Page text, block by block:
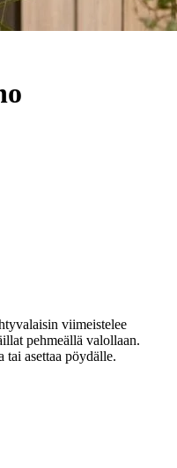
viimeistelee
pehmeällä valollaan.
asettaa pöydälle.